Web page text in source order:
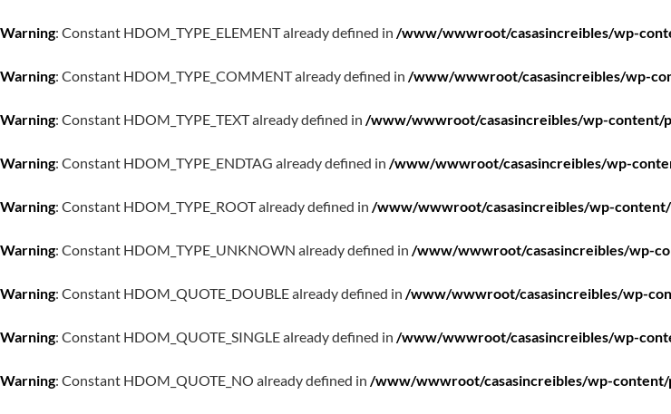
Warning: Constant HDOM_TYPE_ELEMENT already defined in /www/wwwroot/casasincreibles/wp-
Warning: Constant HDOM_TYPE_COMMENT already defined in /www/wwwroot/casasincreibles/wp-
Warning: Constant HDOM_TYPE_TEXT already defined in /www/wwwroot/casasincreibles/wp-content/
Warning: Constant HDOM_TYPE_ENDTAG already defined in /www/wwwroot/casasincreibles/wp-
Warning: Constant HDOM_TYPE_ROOT already defined in /www/wwwroot/casasincreibles/wp-
Warning: Constant HDOM_TYPE_UNKNOWN already defined in /www/wwwroot/casasincreibles/wp-
Warning: Constant HDOM_QUOTE_DOUBLE already defined in /www/wwwroot/casasincreibles/wp-
Warning: Constant HDOM_QUOTE_SINGLE already defined in /www/wwwroot/casasincreibles/wp-
Warning: Constant HDOM_QUOTE_NO already defined in /www/wwwroot/casasincreibles/wp-